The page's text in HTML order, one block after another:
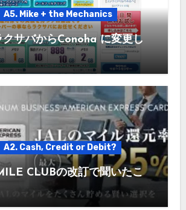
A5. Mike + the Mechanics
クサバからConoha に変更し
A2. Cash, Credit or Debit?
CLUBの改訂で聞いたこ